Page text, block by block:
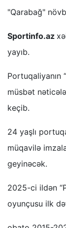
"Qarabağ"
Sportinfo.az
yayıb.
Portuqaliyanın
müsbət
keçib.
24 yaşlı
müqavilə
geyinəcək.
2025-ci ildən
oyunçusu ilk